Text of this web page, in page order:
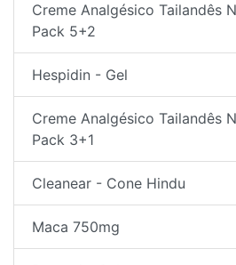
Creme Analgésico Tailandês
Pack 5+2
Hespidin - Gel
Creme Analgésico Tailandês
Pack 3+1
Cleanear - Cone Hindu
Maca 750mg